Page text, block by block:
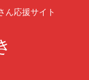
応援サイト